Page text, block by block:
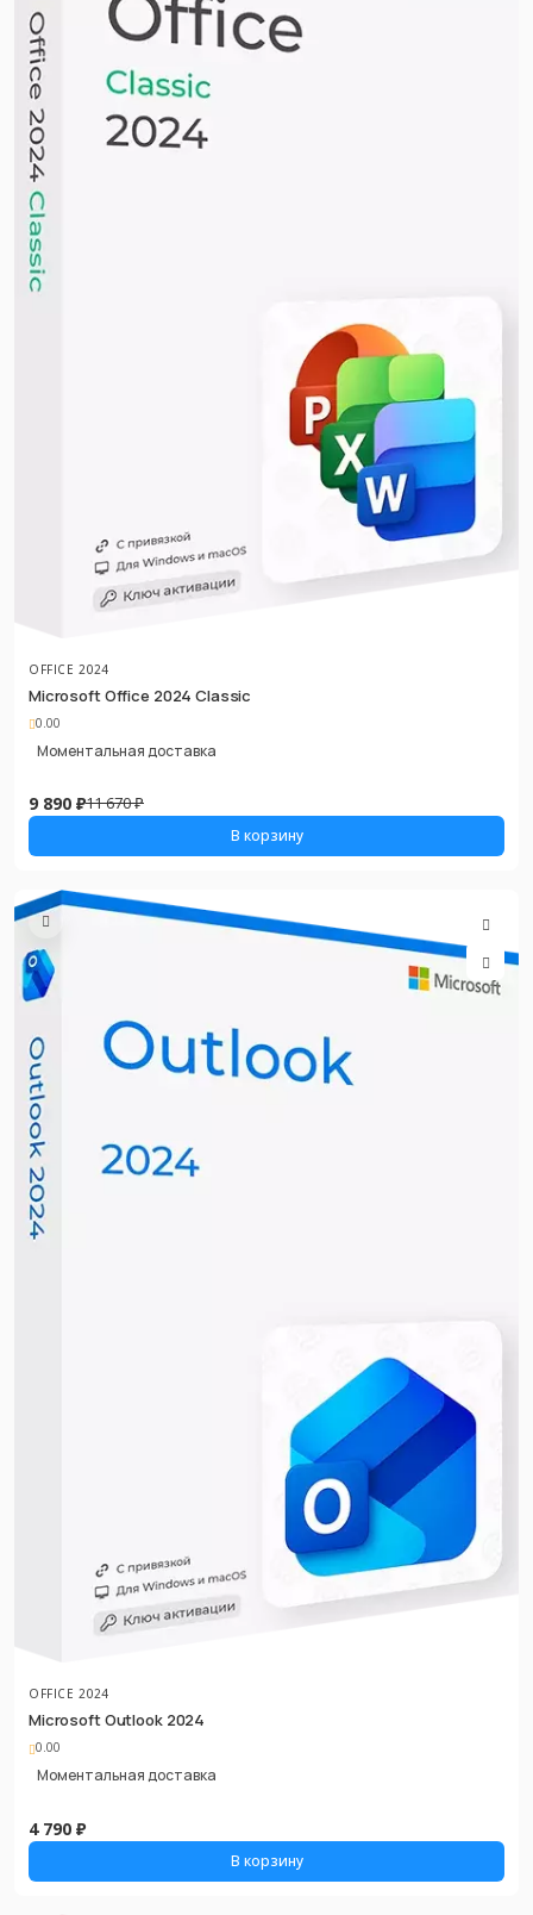
OFFICE 2024
Microsoft Office 2024 Classic
0.00
Моментальная доставка
9 890 ₽11 670 ₽
В корзину
OFFICE 2024
Microsoft Outlook 2024
0.00
Моментальная доставка
4 790 ₽
В корзину